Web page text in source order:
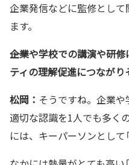
企業発信などに監修とし
ます。
――企業や学校での講演や研
ティの理解促進につながり
松岡： そうですね。企業や
適切な認識を1人でも多く
には、キーパーソンとして